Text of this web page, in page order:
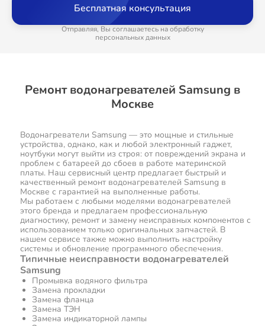
Бесплатная консультация
Отправляя, Вы соглашаетесь на обработку
персональных данных
Ремонт водонагревателей Samsung в
Москве
Водонагреватели Samsung — это мощные и стильные
устройства, однако, как и любой электронный гаджет,
ноутбуки могут выйти из строя: от повреждений экрана и
проблем с батареей до сбоев в работе материнской
платы. Наш сервисный центр предлагает быстрый и
качественный ремонт водонагревателей Samsung в
Москве с гарантией на выполненные работы.
Мы работаем с любыми моделями водонагревателей
этого бренда и предлагаем профессиональную
диагностику, ремонт и замену неисправных компонентов с
использованием только оригинальных запчастей. В
нашем сервисе также можно выполнить настройку
системы и обновление программного обеспечения.
Типичные неисправности водонагревателей
Samsung
Промывка водяного фильтра
Замена прокладки
Замена фланца
Замена ТЭН
Замена индикаторной лампы